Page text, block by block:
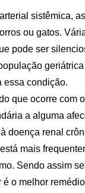
sistêmica,
ou gatos.
pode ser
essa condição.
que ocorre com
a alguma
doença renal
mais
Sendo assim
o melhor